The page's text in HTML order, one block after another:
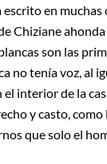
en
Chiziane
son las
no tenía voz, al
interior de la
y casto,
que solo el